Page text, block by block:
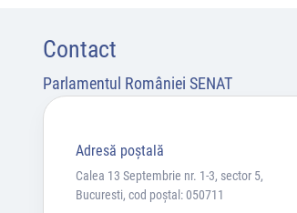
Contact
Parlamentul României SENAT
Adresă poştală
Calea 13 Septembrie nr. 1-3, sector 5,
Bucuresti, cod poștal: 050711